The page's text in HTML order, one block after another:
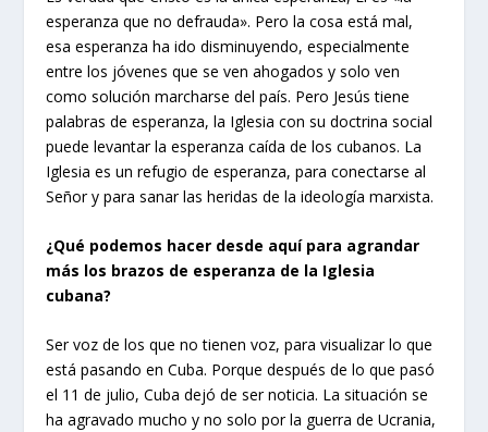
esperanza que no defrauda». Pero la cosa está mal,
esa esperanza ha ido disminuyendo, especialmente
entre los jóvenes que se ven ahogados y solo ven
como solución marcharse del país. Pero Jesús tiene
palabras de esperanza, la Iglesia con su doctrina social
puede levantar la esperanza caída de los cubanos. La
Iglesia es un refugio de esperanza, para conectarse al
Señor y para sanar las heridas de la ideología marxista.
¿Qué podemos hacer desde aquí para agrandar
más los brazos de esperanza de la Iglesia
cubana?
Ser voz de los que no tienen voz, para visualizar lo que
está pasando en Cuba. Porque después de lo que pasó
el 11 de julio, Cuba dejó de ser noticia. La situación se
ha agravado mucho y no solo por la guerra de Ucrania,